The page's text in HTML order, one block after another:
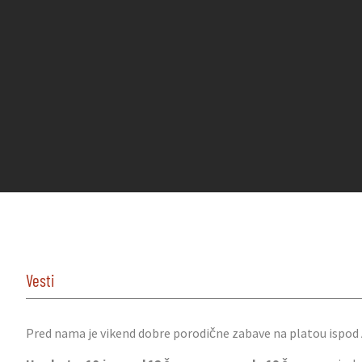
Vesti
Pred nama je vikend dobre porodične zabave na platou